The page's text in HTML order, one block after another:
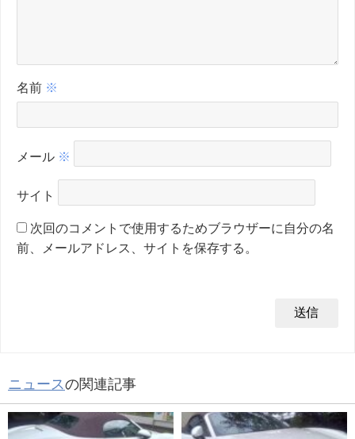
名前 ※
メール ※
サイト
次回のコメントで使用するためブラウザーに自分の名
前、メールアドレス、サイトを保存する。
ニュースの関連記事